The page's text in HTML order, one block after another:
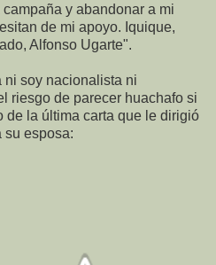
y abandonar a mi
de mi apoyo. Iquique,
Alfonso Ugarte".
ni soy nacionalista ni
riesgo de parecer huachafo si
de la última carta que le dirigió
su esposa: